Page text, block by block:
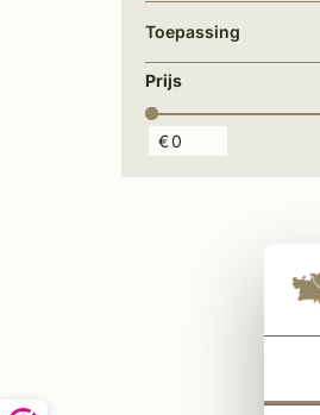
Toepassing
Prijs
€